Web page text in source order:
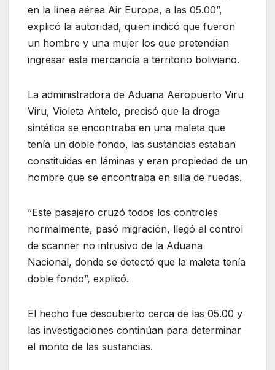
en la línea aérea Air Europa, a las 05.00”,
explicó la autoridad, quien indicó que fueron
un hombre y una mujer los que pretendían
ingresar esta mercancía a territorio boliviano.
La administradora de Aduana Aeropuerto Viru
Viru, Violeta Antelo, precisó que la droga
sintética se encontraba en una maleta que
tenía un doble fondo, las sustancias estaban
constituidas en láminas y eran propiedad de un
hombre que se encontraba en silla de ruedas.
“Este pasajero cruzó todos los controles
normalmente, pasó migración, llegó al control
de scanner no intrusivo de la Aduana
Nacional, donde se detectó que la maleta tenía
doble fondo”, explicó.
El hecho fue descubierto cerca de las 05.00 y
las investigaciones continúan para determinar
el monto de las sustancias.